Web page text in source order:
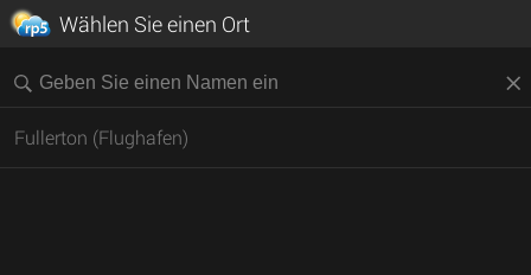
Wählen Sie einen Ort
Fullerton (Flughafen)